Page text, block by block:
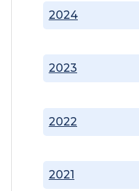
2021
2022
2023
2024